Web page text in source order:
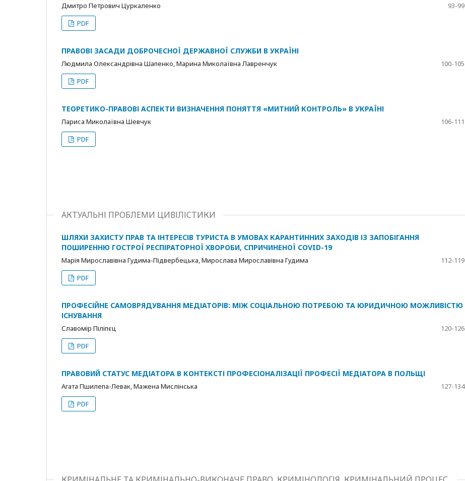
Дмитро Петрович Цуркаленко
93-99
PDF
ПРАВОВІ ЗАСАДИ ДОБРОЧЕСНОЇ ДЕРЖАВНОЇ СЛУЖБИ В УКРАЇНІ
Людмила Олександрівна Шапенко, Марина Миколаївна Лавренчук
100-105
PDF
ТЕОРЕТИКО-ПРАВОВІ АСПЕКТИ ВИЗНАЧЕННЯ ПОНЯТТЯ «МИТНИЙ КОНТРОЛЬ» В УКРАЇНІ
Лариса Миколаївна Шевчук
106-111
PDF
АКТУАЛЬНІ ПРОБЛЕМИ ЦИВІЛІСТИКИ
ШЛЯХИ ЗАХИСТУ ПРАВ ТА ІНТЕРЕСІВ ТУРИСТА В УМОВАХ КАРАНТИННИХ ЗАХОДІВ ІЗ ЗАПОБІГАННЯ
ПОШИРЕННЮ ГОСТРОЇ РЕСПІРАТОРНОЇ ХВОРОБИ, СПРИЧИНЕНОЇ COVID-19
Марія Мирославівна Гудима-Підвербецька, Мирослава Мирославівна Гудима
112-119
PDF
ПРОФЕСІЙНЕ САМОВРЯДУВАННЯ МЕДІАТОРІВ: МІЖ СОЦІАЛЬНОЮ ПОТРЕБОЮ ТА ЮРИДИЧНОЮ МОЖЛИВІСТЮ
ІСНУВАННЯ
Славомір Піліпєц
120-126
PDF
ПРАВОВИЙ СТАТУС МЕДІАТОРА В КОНТЕКСТІ ПРОФЕСІОНАЛІЗАЦІЇ ПРОФЕСІЇ МЕДІАТОРА В ПОЛЬЩІ
Агата Пшилепа-Левак, Мажена Мислінська
127-134
PDF